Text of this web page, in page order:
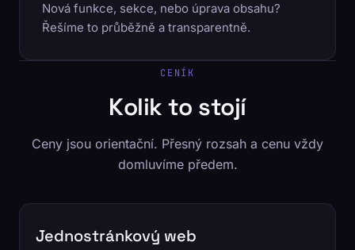
Nová funkce, sekce, nebo úprava obsahu?
Řešíme to průběžně a transparentně.
CENÍK
Kolik to stojí
Ceny jsou orientační. Přesný rozsah a cenu vždy
domluvíme předem.
Jednostránkový web